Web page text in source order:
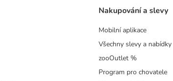
Nakupování a slevy
Mobilní aplikace
Všechny slevy a nabídky
zooOutlet %
Program pro chovatele